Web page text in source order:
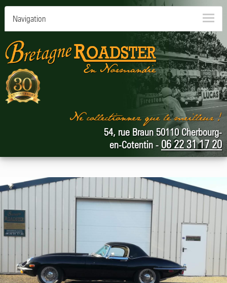
Navigation
54, rue Braun 50110 Cherbourg-
en-Cotentin - 06 22 31 17 20